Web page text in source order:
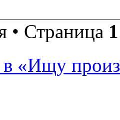
• Страница 1
в «Ищу